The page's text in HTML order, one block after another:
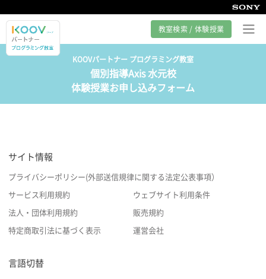
教室検索 / 体験授業
プログラミング教室とは
カリキュラム紹介
サポート
KOOVパートナー プログラミング教室
個別指導Axis 水元校
体験授業お申し込みフォーム
サイト情報
プライバシーポリシー(外部送信規律に関する法定公表事項）
サービス利用規約 ウェブサイト利用条件
法人・団体利用規約 販売規約
特定商取引法に基づく表示 運営会社
言語切替